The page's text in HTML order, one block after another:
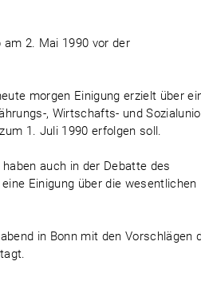
2. Mai 1990 vor der
morgen Einigung erzielt über
, Wirtschafts- und
1. Juli 1990 erfolgen soll.
auch in der Debatte des
Einigung über die wesentlichen
in Bonn mit den Vorschlägen